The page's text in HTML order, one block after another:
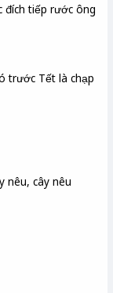
đích tiếp rước ông
trước Tết là chạp
nêu, cây nêu